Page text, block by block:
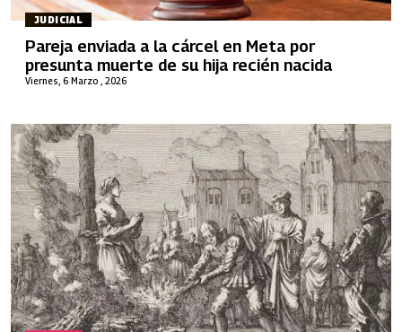
JUDICIAL
Viernes, 6 Marzo , 2026
Pareja enviada a la cárcel en Meta por
presunta muerte de su hija recién nacida